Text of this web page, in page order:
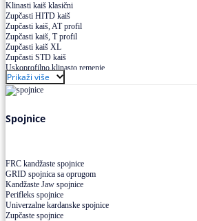
Klinasti kaiš klasični
Zupčasti HITD kaiš
Zupčasti kaiš, AT profil
Zupčasti kaiš, T profil
Zupčasti kaiš XL
Zupčasti STD kaiš
Uskoprofilno klinasto remenje
Uskoprofilno klinasto remenje spojeno
Uskoprofilno klinasto remenje XP extra power
Višekanalno remenje PJ,PK
Prikaži više
Spojnice
FRC kandžaste spojnice
GRID spojnica sa oprugom
Kandžaste Jaw spojnice
Perifleks spojnice
Univerzalne kardanske spojnice
Zupčaste spojnice